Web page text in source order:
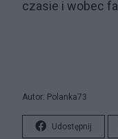
czasie i wobec
Autor: Polanka73
Udostępnij